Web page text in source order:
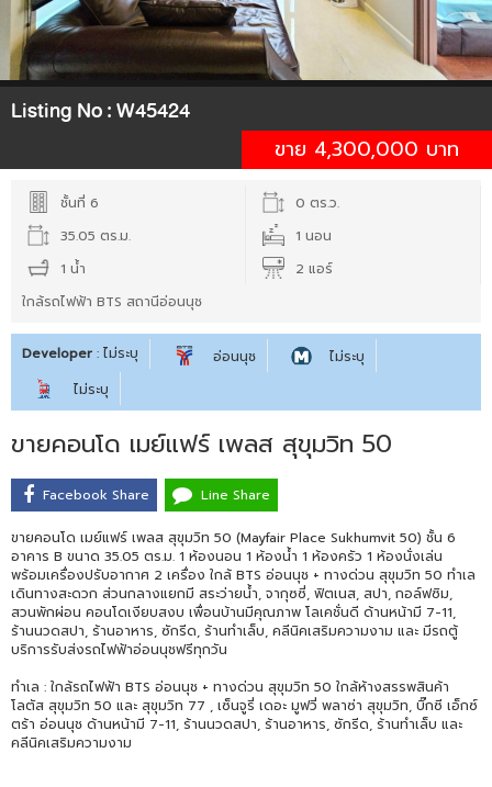
Listing No :W45424
ขาย 4,300,000 บาท
ชั้นที่ 6
0 ตร.ว.
35.05 ตร.ม.
1 นอน
1 น้ำ
2 แอร์
ใกล้รถไฟฟ้า BTS สถานีอ่อนนุช
Developer : ไม่ระบุ อ่อนนุช
ไม่ระบุ
ไม่ระบุ
ขายคอนโด เมย์แฟร์ เพลส สุขุมวิท 50
Facebook Share Line Share
ขายคอนโด เมย์แฟร์ เพลส สุขุมวิท 50 (Mayfair Place Sukhumvit 50) ชั้น 6
อาคาร B ขนาด 35.05 ตร.ม. 1 ห้องนอน 1 ห้องน้ำ 1 ห้องครัว 1 ห้องนั่งเล่น
พร้อมเครื่องปรับอากาศ 2 เครื่อง ใกล้ BTS อ่อนนุช + ทางด่วน สุขุมวิท 50 ทำเล
เดินทางสะดวก ส่วนกลางแยกมี สระว่ายน้ำ, จากุซซี่, ฟิตเนส, สปา, กอล์ฟซิม,
สวนพักผ่อน คอนโดเงียบสงบ เพื่อนบ้านมีคุณภาพ โลเคชั่นดี ด้านหน้ามี 7-11,
ร้านนวดสปา, ร้านอาหาร, ซักรีด, ร้านทำเล็บ, คลีนิคเสริมความงาม และ มีรถตู้
บริการรับส่งรถไฟฟ้าอ่อนนุชฟรีทุกวัน
ทำเล : ใกล้รถไฟฟ้า BTS อ่อนนุช + ทางด่วน สุขุมวิท 50 ใกล้ห้างสรรพสินค้า
โลตัส สุขุมวิท 50 และ สุขุมวิท 77 , เซ็นจูรี่ เดอะ มูฟวี่ พลาซ่า สุขุมวิท, บิ๊กซี เอ็กซ์
ตร้า อ่อนนุช ด้านหน้ามี 7-11, ร้านนวดสปา, ร้านอาหาร, ซักรีด, ร้านทำเล็บ และ
คลีนิคเสริมความงาม